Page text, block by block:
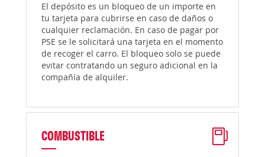
El depósito es un bloqueo de un importe en
tu tarjeta para cubrirse en caso de daños o
cualquier reclamación. En caso de pagar por
PSE se le solicitará una tarjeta en el momento
de recoger el carro. El bloqueo solo se puede
evitar contratando un seguro adicional en la
compañía de alquiler.
COMBUSTIBLE